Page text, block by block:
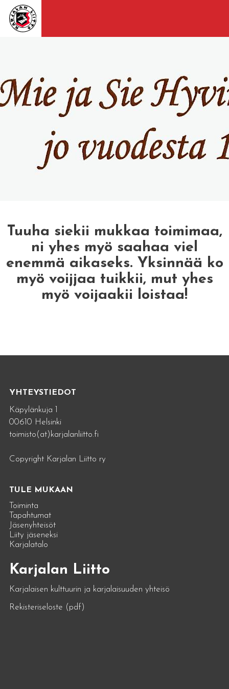
Tuuha siekii mukkaa toimimaa,
ni yhes myö saahaa viel
enemmä aikaseks. Yksinnää ko
myö voijjaa tuikkii, mut yhes
myö voijaakii loistaa!
YHTEYSTIEDOT
Käpylänkuja 1
00610 Helsinki
toimisto(at)karjalanliitto.fi
Copyright Karjalan Liitto ry
TULE MUKAAN
Toiminta
Tapahtumat
Jäsenyhteisöt
Liity jäseneksi
Karjalatalo
Karjalan Liitto
Karjalaisen kulttuurin ja karjalaisuuden yhteisö
Rekisteriseloste (pdf)